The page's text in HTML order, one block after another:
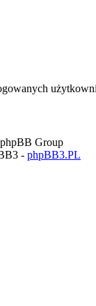
Group
- phpBB3.PL